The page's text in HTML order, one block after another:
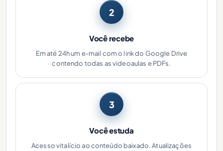
2
Você recebe
Em até 24h um e-mail com o link do Google Drive
contendo todas as videoaulas e PDFs.
3
Você estuda
Acesso vitalício ao conteúdo baixado. Atualizações